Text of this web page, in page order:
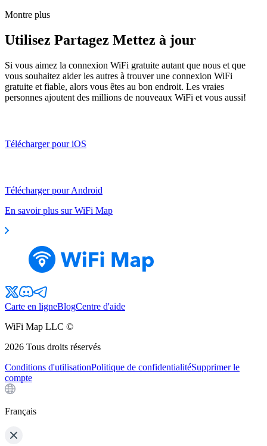
Montre plus
Utilisez Partagez Mettez à jour
Si vous aimez la connexion WiFi gratuite autant que nous et que
vous souhaitez aider les autres à trouver une connexion WiFi
gratuite et fiable, alors vous êtes au bon endroit. Les vraies
personnes ajoutent des millions de nouveaux WiFi et vous aussi!
Télécharger pour iOS
Télécharger pour Android
En savoir plus sur WiFi Map
Carte en ligneBlogCentre d'aide
WiFi Map LLC ©
2026 Tous droits réservés
Conditions d'utilisationPolitique de confidentialitéSupprimer le
compte
Français